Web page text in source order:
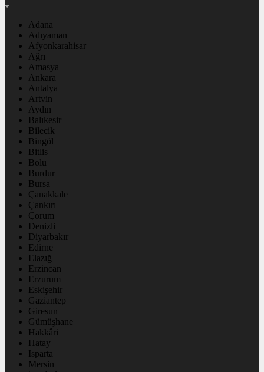
Adana
Adıyaman
Afyonkarahisar
Ağrı
Amasya
Ankara
Antalya
Artvin
Aydın
Balıkesir
Bilecik
Bingöl
Bitlis
Bolu
Burdur
Bursa
Çanakkale
Çankırı
Çorum
Denizli
Diyarbakır
Edirne
Elazığ
Erzincan
Erzurum
Eskişehir
Gaziantep
Giresun
Gümüşhane
Hakkâri
Hatay
Isparta
Mersin